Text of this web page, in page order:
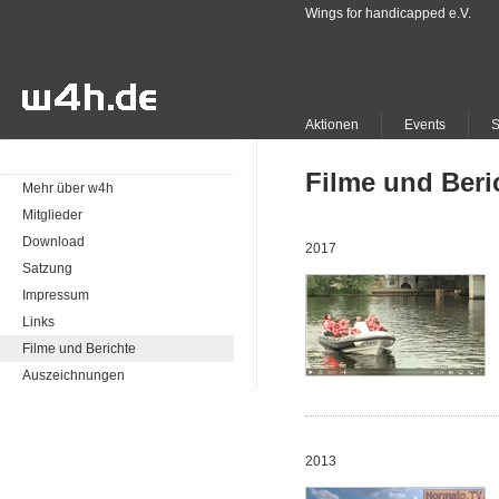
Wings for handicapped e.V.
Aktionen Events
Mehr über w4h
Mitglieder
Download
Satzung
Impressum
Links
Filme und Berichte
Auszeichnungen
Filme und
2017
2013